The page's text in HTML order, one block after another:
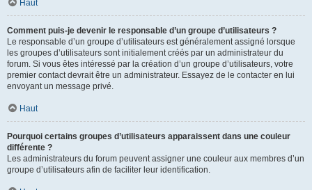
Haut
Comment puis-je devenir le responsable d’un groupe d’utilisateurs ?
Le responsable d’un groupe d’utilisateurs est généralement assigné lorsque
les groupes d’utilisateurs sont initialement créés par un administrateur du
forum. Si vous êtes intéressé par la création d’un groupe d’utilisateurs, votre
premier contact devrait être un administrateur. Essayez de le contacter en lui
envoyant un message privé.
Haut
Pourquoi certains groupes d’utilisateurs apparaissent dans une couleur
différente ?
Les administrateurs du forum peuvent assigner une couleur aux membres d’un
groupe d’utilisateurs afin de faciliter leur identification.